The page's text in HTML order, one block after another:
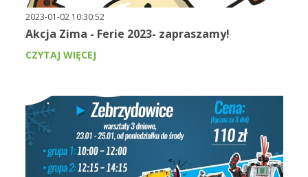
2023-01-02 10:30:52
Akcja Zima - Ferie 2023- zapraszamy!
CZYTAJ WIĘCEJ